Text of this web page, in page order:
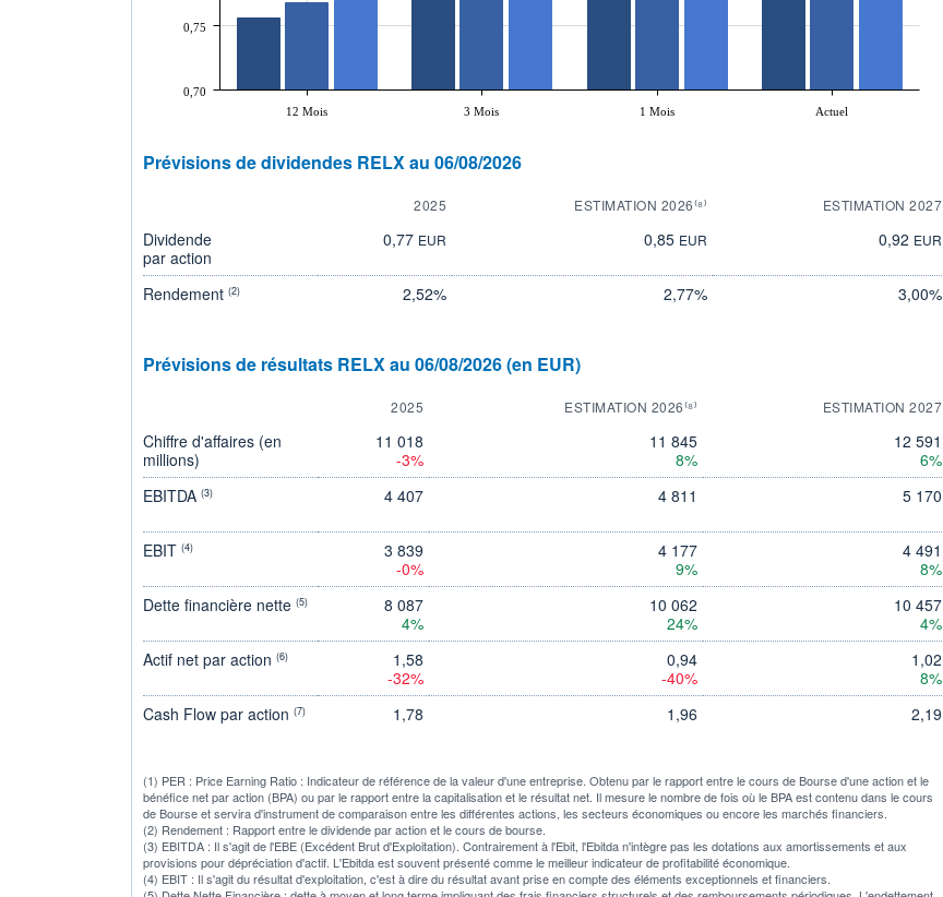
12 Mois 3 Mois 1 Mois Actuel
0,70
0,75
Prévisions de dividendes RELX au 06/08/2026
2025 ESTIMATION 2026⁽⁸⁾ ESTIMATION 2027
Dividende
par action
0,77 EUR 0,85 EUR 0,92 EUR
Rendement (2) 2,52% 2,77% 3,00%
Prévisions de résultats RELX au 06/08/2026 (en EUR)
2025 ESTIMATION 2026⁽⁸⁾ ESTIMATION 2027
Chiffre d'affaires (en
millions)
11 018
-3%
11 845
8%
12 591
6%
EBITDA (3) 4 407 4 811 5 170
EBIT (4)
3 839
-0%
4 177
9%
4 491
8%
Dette financière nette (5)
8 087
4%
10 062
24%
10 457
4%
Actif net par action (6)
1,58
-32%
0,94
-40%
1,02
8%
Cash Flow par action (7) 1,78 1,96 2,19
(1) PER : Price Earning Ratio : Indicateur de référence de la valeur d'une entreprise. Obtenu par le rapport entre le cours de Bourse d'une action et le
bénéfice net par action (BPA) ou par le rapport entre la capitalisation et le résultat net. Il mesure le nombre de fois où le BPA est contenu dans le cours
de Bourse et servira d'instrument de comparaison entre les différentes actions, les secteurs économiques ou encore les marchés financiers.
(2) Rendement : Rapport entre le dividende par action et le cours de bourse.
(3) EBITDA : Il s'agit de l'EBE (Excédent Brut d'Exploitation). Contrairement à l'Ebit, l'Ebitda n'intègre pas les dotations aux amortissements et aux
provisions pour dépréciation d'actif. L'Ebitda est souvent présenté comme le meilleur indicateur de profitabilité économique.
(4) EBIT : Il s'agit du résultat d'exploitation, c'est à dire du résultat avant prise en compte des éléments exceptionnels et financiers.